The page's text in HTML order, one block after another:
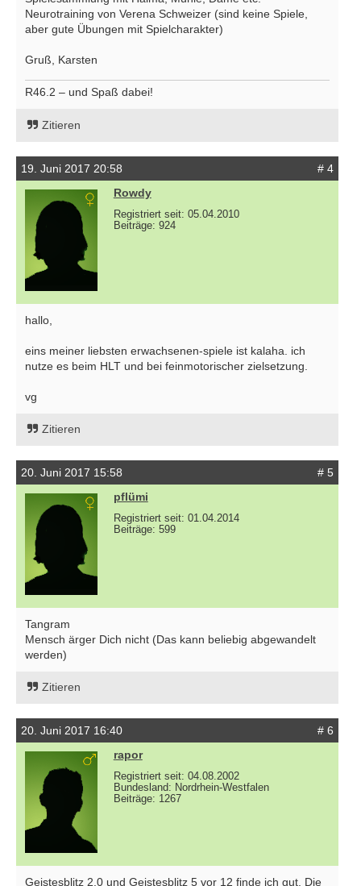
Neurotraining von Verena Schweizer (sind keine Spiele,
aber gute Übungen mit Spielcharakter)
Gruß, Karsten
R46.2 – und Spaß dabei!
Zitieren
19. Juni 2017 20:58
# 4
Rowdy
Registriert seit: 05.04.2010
Beiträge: 924
hallo,
eins meiner liebsten erwachsenen-spiele ist kalaha. ich
nutze es beim HLT und bei feinmotorischer zielsetzung.
vg
Zitieren
20. Juni 2017 15:58
# 5
pflümi
Registriert seit: 01.04.2014
Beiträge: 599
Tangram
Mensch ärger Dich nicht (Das kann beliebig abgewandelt
werden)
Zitieren
20. Juni 2017 16:40
# 6
rapor
Registriert seit: 04.08.2002
Bundesland: Nordrhein-Westfalen
Beiträge: 1267
Geistesblitz 2.0 und Geistesblitz 5 vor 12 finde ich gut. Die